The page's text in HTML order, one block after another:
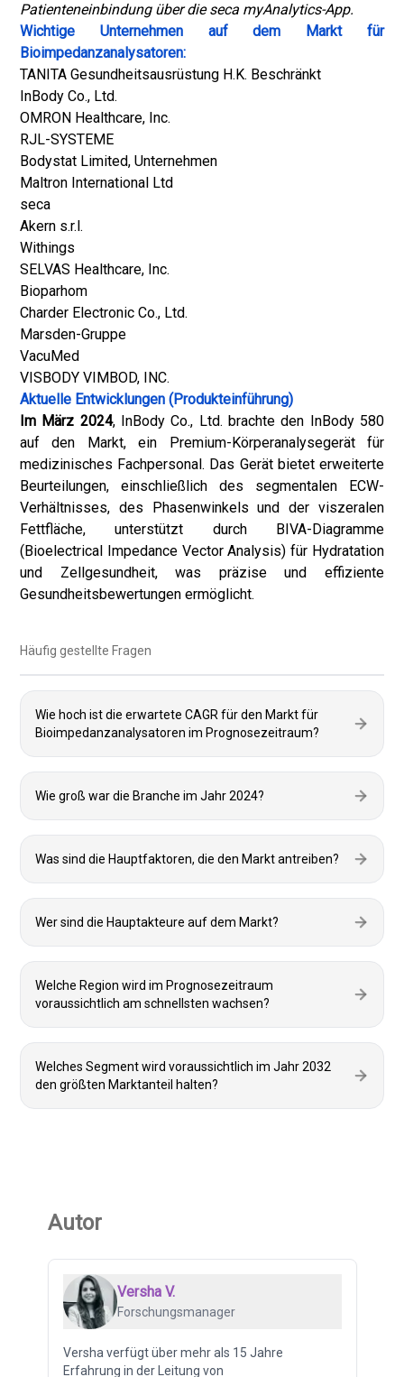
Patienteneinbindung über die seca myAnalytics-App.
Wichtige Unternehmen auf dem Markt für
Bioimpedanzanalysatoren:
TANITA Gesundheitsausrüstung H.K. Beschränkt
InBody Co., Ltd.
OMRON Healthcare, Inc.
RJL-SYSTEME
Bodystat Limited, Unternehmen
Maltron International Ltd
seca
Akern s.r.l.
Withings
SELVAS Healthcare, Inc.
Bioparhom
Charder Electronic Co., Ltd.
Marsden-Gruppe
VacuMed
VISBODY VIMBOD, INC.
Aktuelle Entwicklungen (Produkteinführung)
Im März 2024, InBody Co., Ltd. brachte den InBody 580
auf den Markt, ein Premium-Körperanalysegerät für
medizinisches Fachpersonal. Das Gerät bietet erweiterte
Beurteilungen, einschließlich des segmentalen ECW-
Verhältnisses, des Phasenwinkels und der viszeralen
Fettfläche, unterstützt durch BIVA-Diagramme
(Bioelectrical Impedance Vector Analysis) für Hydratation
und Zellgesundheit, was präzise und effiziente
Gesundheitsbewertungen ermöglicht.
Häufig gestellte Fragen
Wie hoch ist die erwartete CAGR für den Markt für
Bioimpedanzanalysatoren im Prognosezeitraum?
Wie groß war die Branche im Jahr 2024?
Was sind die Hauptfaktoren, die den Markt antreiben?
Wer sind die Hauptakteure auf dem Markt?
Welche Region wird im Prognosezeitraum
voraussichtlich am schnellsten wachsen?
Welches Segment wird voraussichtlich im Jahr 2032
den größten Marktanteil halten?
Autor
Versha V.
Forschungsmanager
Versha verfügt über mehr als 15 Jahre
Erfahrung in der Leitung von